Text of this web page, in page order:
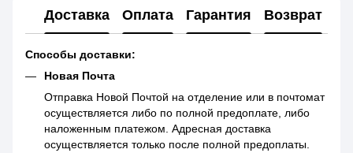
Доставка Оплата Гарантия Возврат
Способы доставки:
Новая Почта
Отправка Новой Почтой на отделение или в почтомат
осуществляется либо по полной предоплате, либо
наложенным платежом. Адресная доставка
осуществляется только после полной предоплаты.